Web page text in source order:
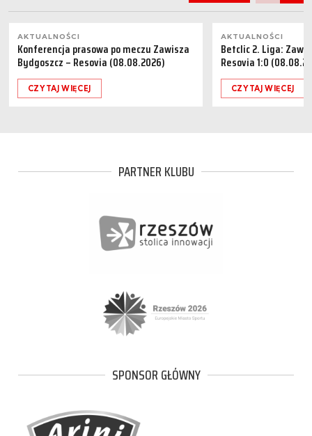
AKTUALNOŚCI
Konferencja prasowa po meczu Zawisza
Bydgoszcz – Resovia (08.08.2026)
CZYTAJ WIĘCEJ
AKTUALNOŚCI
Betclic 2. Liga:
Resovia 1:0
CZYTAJ WIĘCEJ
PARTNER KLUBU
SPONSOR GŁÓWNY